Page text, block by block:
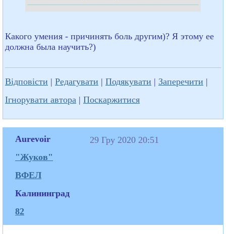
Какого умения - причинять боль другим)? Я этому ее
должна была научить?)
Відповісти | Редагувати | Подякувати | Заперечити |
Ігнорувати автора | Поскаржитися
Aurevoir
"Жуков"
ВФЕЛ
Калининград
82
29 Гру 2020 20:51